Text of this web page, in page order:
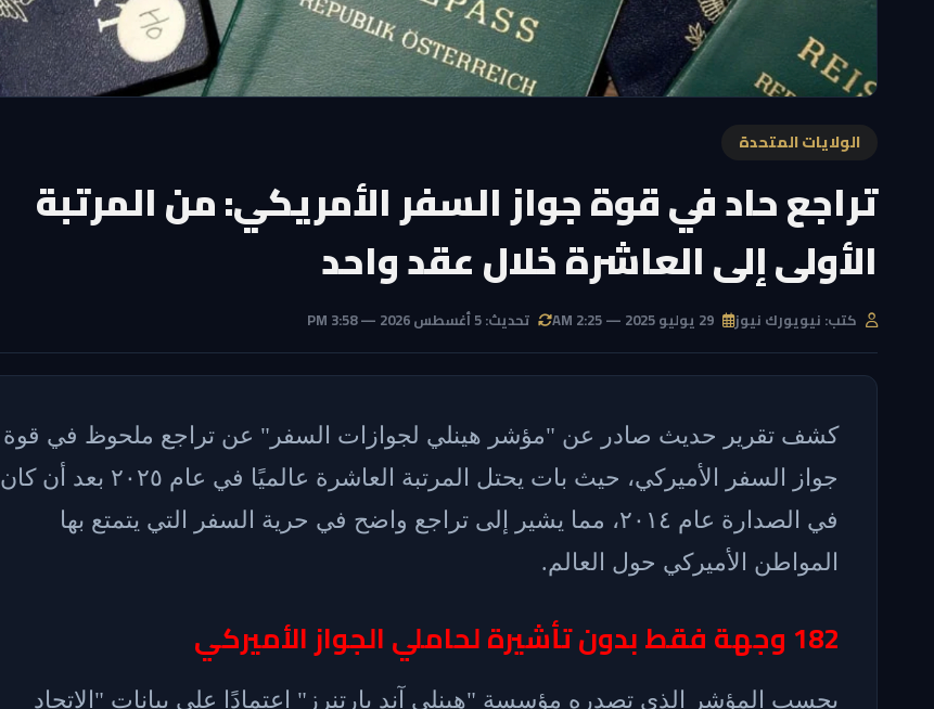
الولايات المتحدة
تراجع حاد في قوة جواز السفر الأمريكي: من المرتبة
الأولى إلى العاشرة خلال عقد واحد
كتب: نيويورك نيوز تحديث: 5 أغسطس 2026 — 3:58 PM
كشف تقرير حديث صادر عن "مؤشر هينلي لجوازات السفر" عن تراجع ملحوظ في قوة
جواز السفر الأميركي، حيث بات يحتل المرتبة العاشرة عالميًا في عام ٢٠٢٥ بعد أن كان
في الصدارة عام ٢٠١٤، مما يشير إلى تراجع واضح في حرية السفر التي يتمتع بها
المواطن الأميركي حول العالم.
182 وجهة فقط بدون تأشيرة لحاملي الجواز الأميركي
بحسب المؤشر الذي تصدره مؤسسة "هينلي آند بارتنرز" اعتمادًا على بيانات "الاتحاد